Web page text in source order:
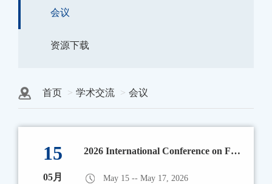
会议
资源下载
首页 学术交流 会议
15
05月
2026 International Conference on Frontiers of Data Science
May 15 -- May 17, 2026